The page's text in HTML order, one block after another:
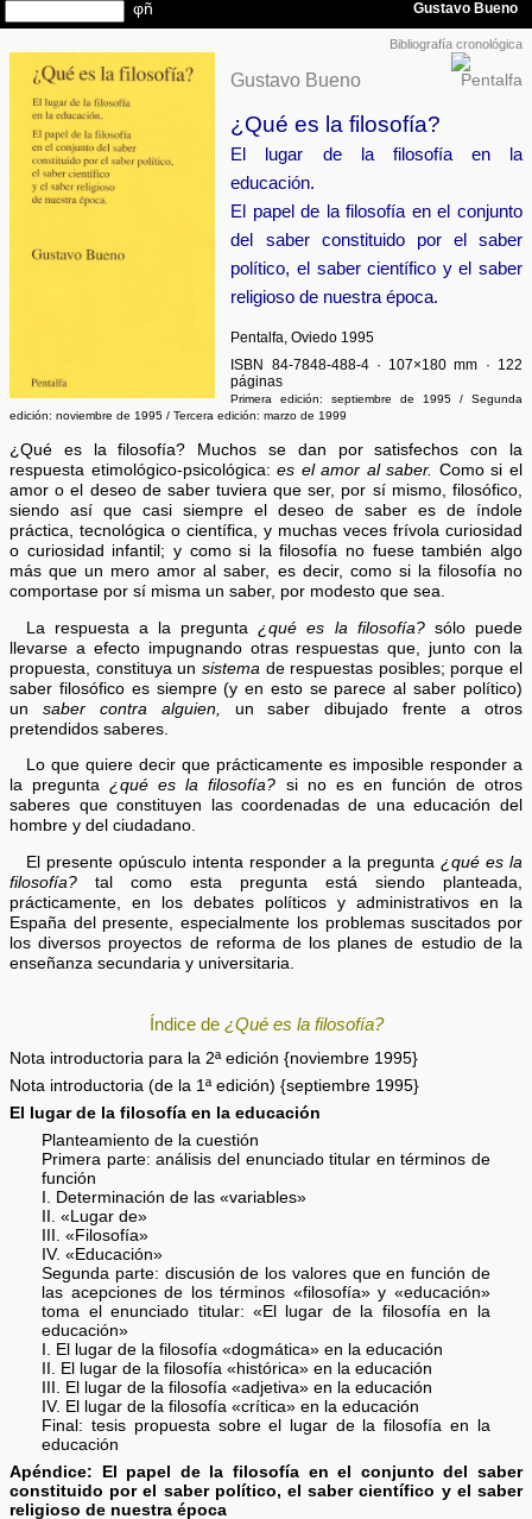
Bibliografía cronológica
Gustavo Bueno
¿Qué es la filosofía?
El lugar de la filosofía en la
educación.
El papel de la filosofía en el conjunto
del saber constituido por el saber
político, el saber científico y el saber
religioso de nuestra época.
Pentalfa, Oviedo 1995
ISBN 84-7848-488-4 · 107×180 mm · 122
páginas
Primera edición: septiembre de 1995 / Segunda
edición: noviembre de 1995 / Tercera edición: marzo de 1999
¿Qué es la filosofía? Muchos se dan por satisfechos con la
respuesta etimológico-psicológica:es el amor al saber. Como si el
amor o el deseo de saber tuviera que ser, por sí mismo, filosófico,
siendo así que casi siempre el deseo de saber es de índole
práctica, tecnológica o científica, y muchas veces frívola curiosidad
o curiosidad infantil; y como si la filosofía no fuese también algo
más que un mero amor al saber, es decir, como si la filosofía no
comportase por sí misma un saber, por modesto que sea.
La respuesta a la pregunta¿qué es la filosofía?sólo puede
llevarse a efecto impugnando otras respuestas que, junto con la
propuesta, constituya un sistema de respuestas posibles; porque el
saber filosófico es siempre (y en esto se parece al saber político)
unsaber contra alguien,
un saber dibujado frente a otros
pretendidos saberes.
Lo que quiere decir que prácticamente es imposible responder a
la pregunta¿qué es la filosofía? si no es en función de otros
saberes que constituyen las coordenadas de una educación del
hombre y del ciudadano.
El presente opúsculo intenta responder a la pregunta ¿qué es la
filosofía? tal como esta pregunta está siendo planteada,
prácticamente, en los debates políticos y administrativos en la
España del presente, especialmente los problemas suscitados por
los diversos proyectos de reforma de los planes de estudio de la
enseñanza secundaria y universitaria.
Índice de ¿Qué es la filosofía?
Nota introductoria para la 2ª edición {noviembre 1995}
Nota introductoria (de la 1ª edición) {septiembre 1995}
El lugar de la filosofía en la educación
Planteamiento de la cuestión
Primera parte: análisis del enunciado titular en términos de
función
I. Determinación de las «variables»
II. «Lugar de»
III. «Filosofía»
IV. «Educación»
Segunda parte: discusión de los valores que en función de
las acepciones de los términos «filosofía» y «educación»
toma el enunciado titular: «El lugar de la filosofía en la
educación»
I. El lugar de la filosofía «dogmática» en la educación
II. El lugar de la filosofía «histórica» en la educación
III. El lugar de la filosofía «adjetiva» en la educación
IV. El lugar de la filosofía «crítica» en la educación
Final: tesis propuesta sobre el lugar de la filosofía en la
educación
Apéndice: El papel de la filosofía en el conjunto del saber
constituido por el saber político, el saber científico y el saber
religioso de nuestra época